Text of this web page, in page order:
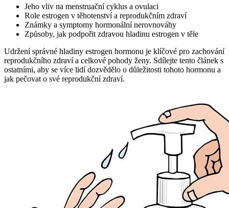
Jeho vliv na menstruační cyklus a ovulaci
Role estrogen v těhotenství a reprodukčním zdraví
Známky a symptomy hormonální nerovnováhy
Způsoby, jak podpořit zdravou hladinu estrogen v těle
Udržení správné hladiny estrogen hormonu je klíčové pro zachování
reprodukčního zdraví a celkové pohody ženy. Sdílejte tento článek s
ostatními, aby se více lidí dozvědělo o důležitosti tohoto hormonu a
jak pečovat o své reprodukční zdraví.